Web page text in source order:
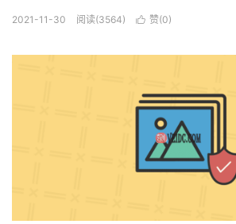
2021-11-30 阅读(3564)  赞(0)